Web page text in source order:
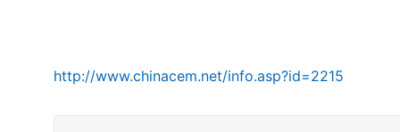
http://www.chinacem.net/info.asp?id=2215